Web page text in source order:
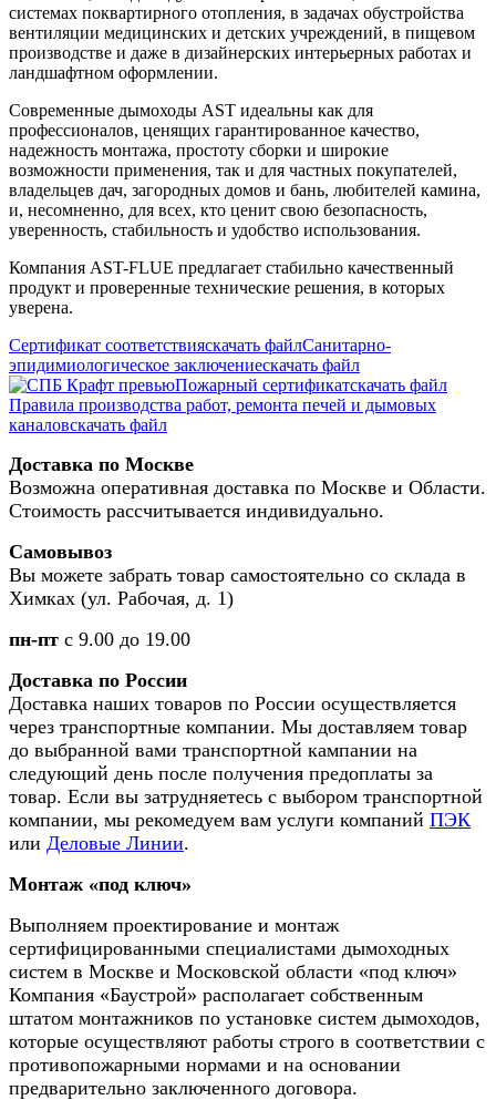
системах поквартирного отопления, в задачах обустройства
вентиляции медицинских и детских учреждений, в пищевом
производстве и даже в дизайнерских интерьерных работах и
ландшафтном оформлении.
Современные дымоходы AST идеальны как для
профессионалов, ценящих гарантированное качество,
надежность монтажа, простоту сборки и широкие
возможности применения, так и для частных покупателей,
владельцев дач, загородных домов и бань, любителей камина,
и, несомненно, для всех, кто ценит свою безопасность,
уверенность, стабильность и удобство использования.
Компания AST-FLUE предлагает стабильно качественный
продукт и проверенные технические решения, в которых
уверена.
Сертификат соответствияскачать файлСанитарно-
эпидимиологическое заключениескачать файл
Пожарный сертификатскачать файл
Правила производства работ, ремонта печей и дымовых
каналовскачать файл
Доставка по Москве
Возможна оперативная доставка по Москве и Области.
Стоимость рассчитывается индивидуально.
Самовывоз
Вы можете забрать товар самостоятельно со склада в
Химках (ул. Рабочая, д. 1)
пн-пт с 9.00 до 19.00
Доставка по России
Доставка наших товаров по России осуществляется
через транспортные компании. Мы доставляем товар
до выбранной вами транспортной кампании на
следующий день после получения предоплаты за
товар. Если вы затрудняетесь с выбором транспортной
компании, мы рекомедуем вам услуги компаний ПЭК
или Деловые Линии.
Монтаж «под ключ»
Выполняем проектирование и монтаж
сертифицированными специалистами дымоходных
систем в Москве и Московской области «под ключ»
Компания «Баустрой» располагает собственным
штатом монтажников по установке систем дымоходов,
которые осуществляют работы строго в соответствии с
противопожарными нормами и на основании
предварительно заключенного договора.